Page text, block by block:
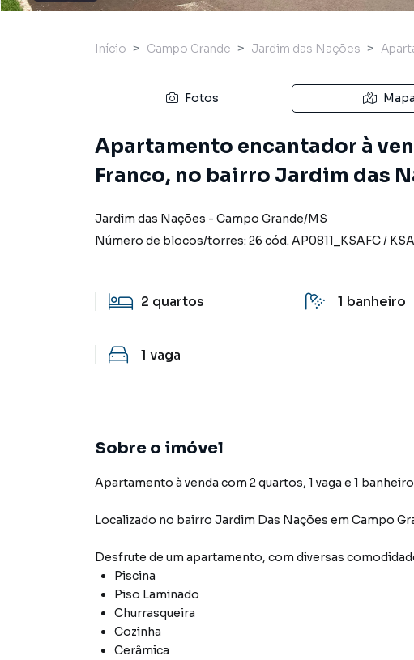
Início Campo Grande Jardim das Nações
Fotos Mapa
Apartamento encantador à
Franco, no bairro Jardim das
Jardim das Nações - Campo Grande/MS
Número de blocos/torres: 26 cód. AP0811_KSAFC/
2 quartos 1 banheiro
1 vaga
Sobre o imóvel
Apartamento à venda com 2 quartos, 1 vaga e 1
Localizado no bairro Jardim Das Nações em Campo
Desfrute de um apartamento, com diversas
Piscina
Piso Laminado
Churrasqueira
Cozinha
Cerâmica